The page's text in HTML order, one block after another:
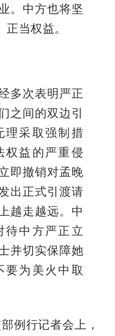
。中方也将坚
当权益。
多次表明严正
之间的双边引
理采取强制措
权益的严重侵
即撤销对孟晚
出正式引渡请
越走越远。中
待中方严正立
并切实保障她
要为美火中取
例行记者会上，